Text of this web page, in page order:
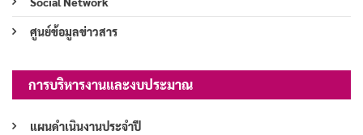
ศูนย์ข้อมูลข่าวสาร
การบริหารงานและงบประมาณ
แผนดำเนินงานประจำปี